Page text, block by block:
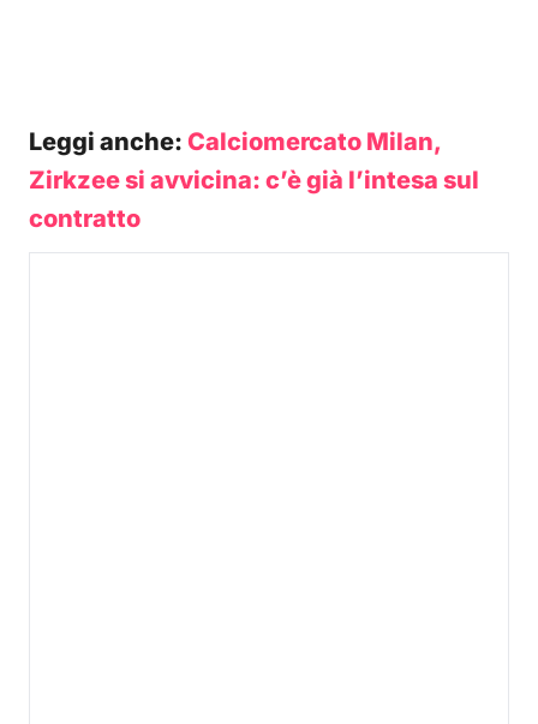
Leggi anche: Calciomercato Milan,
Zirkzee si avvicina: c’è già l’intesa sul
contratto